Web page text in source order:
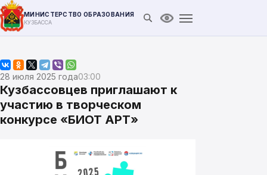
МИНИСТЕРСТВО ОБРАЗОВАНИЯ
КУЗБАССА Открыть поиск
Версия для
28 июля 2025 года03:00
Кузбассовцев приглашают к
участию в творческом
конкурсе «БИОТ АРТ»